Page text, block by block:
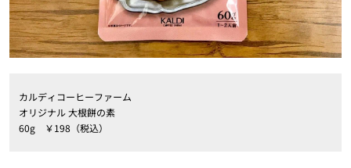
カルディコーヒーファーム
オリジナル 大根餅の素
60g ￥198（税込）